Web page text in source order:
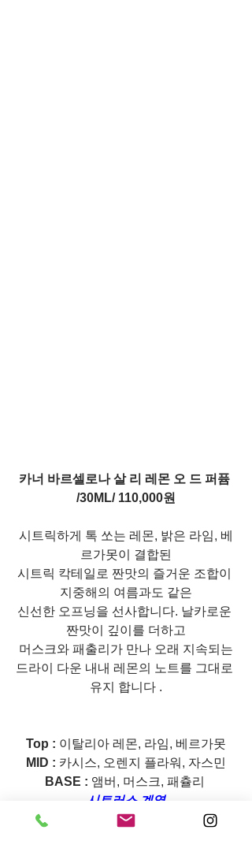
카너 바르셀로나 살 리 레몬 오 드 퍼퓸
/30ML/ 110,000원
시트릭하게 톡 쏘는 레몬, 밝은 라임, 베
르가못이 결합된
시트릭 칵테일로 짠맛의 즐거운 조합이
지중해의 여름과도 같은
신선한 오프닝을 선사합니다. 날카로운
짠맛이 깊이를 더하고
머스크와 패출리가 만나 오래 지속되는
드라이 다운 내내 레몬의 노트를 그대로
유지 합니다 .
Top : 이탈리아 레몬, 라임, 베르가못
MID : 카시스, 오렌지 플라워, 자스민
BASE : 앰버, 머스크, 패츌리
시트러스 계열